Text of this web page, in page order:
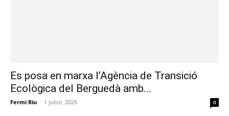
Es posa en marxa l’Agència de Transició
Ecològica del Berguedà amb...
Fermi Riu - 1 juliol, 2026 0